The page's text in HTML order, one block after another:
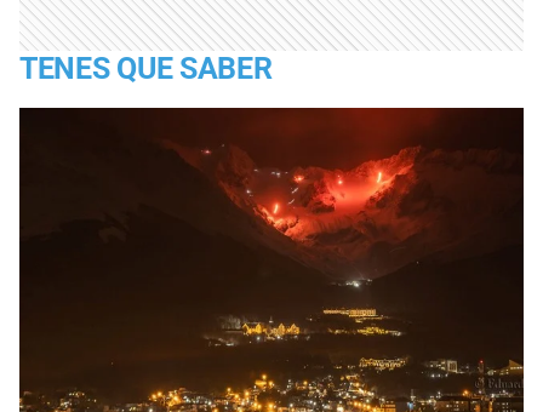
TENES QUE SABER